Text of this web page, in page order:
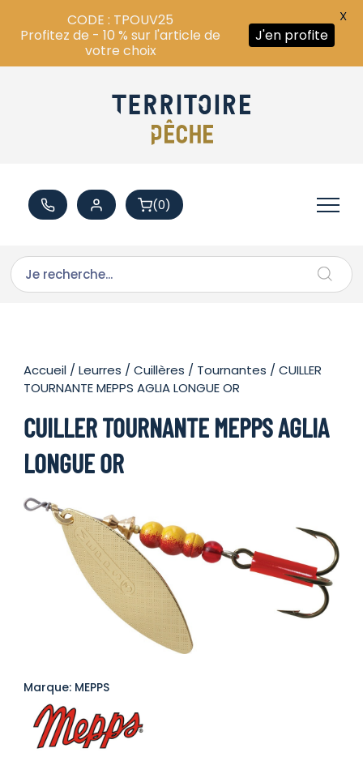
(0)
Accueil /Leurres /Cuillères / Tournantes / CUILLER
TOURNANTE MEPPS AGLIA LONGUE OR
CUILLER TOURNANTE MEPPS AGLIA
LONGUE OR
Marque: MEPPS
CODE : TPOUV25
Profitez de - 10 % sur l'article de
votre choix
J'en profite
X